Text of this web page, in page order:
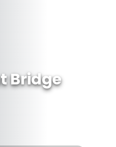
Bridge